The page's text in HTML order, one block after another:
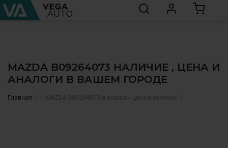
MAZDA B09264073 НАЛИЧИЕ , ЦЕНА И
АНАЛОГИ В ВАШЕМ ГОРОДЕ
Главная ✅ MAZDA B09264073 и аналоги цена и наличие ✅